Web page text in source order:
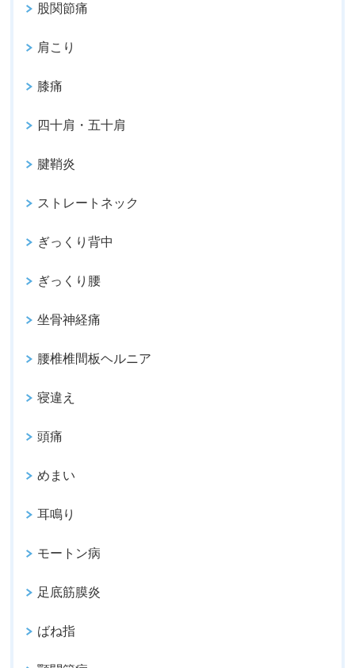
股関節痛
肩こり
膝痛
四十肩・五十肩
腱鞘炎
ストレートネック
ぎっくり背中
ぎっくり腰
坐骨神経痛
腰椎椎間板ヘルニア
寝違え
頭痛
めまい
耳鳴り
モートン病
足底筋膜炎
ばね指